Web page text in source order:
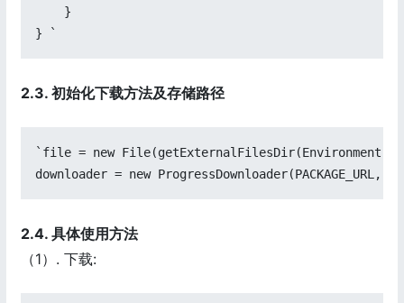
    }
} `
2.3. 初始化下载方法及存储路径
`file = new
downloader = new
2.4. 具体使用方法
（1）. 下载: